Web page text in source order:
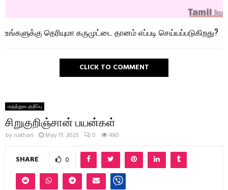
உங்களுக்கு தெரியுமா கருமுட்டை தானம் எப்படி செய்யப்படுகிறது?
CLICK TO COMMENT
மருத்துவ குறிப்பு
சிறுகுறிஞ்சான் பயன்கள்
by nathan May 17, 2025 0 480
SHARE 0